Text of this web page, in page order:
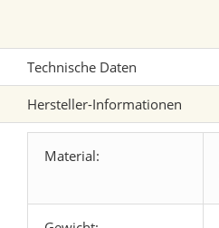
Technische Daten
Hersteller-Informationen
Material: